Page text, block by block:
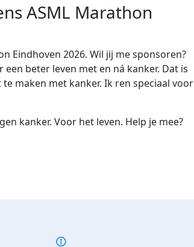
ASML Marathon
Eindhoven 2026. Wil jij me sponsoren?
beter leven met en ná kanker. Dat is
maken met kanker. Ik ren speciaal voor
kanker. Voor het leven. Help je mee?